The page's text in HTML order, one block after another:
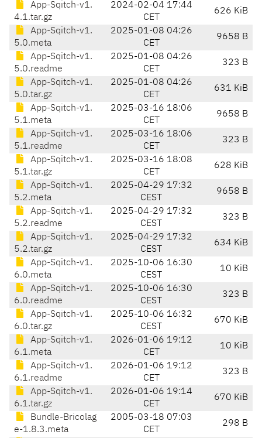
App-Sqitch-v1.
4.1.tar.gz
2024-02-04 17:44
CET
626 KiB
App-Sqitch-v1.
5.0.meta
2025-01-08 04:26
CET
9658 B
App-Sqitch-v1.
5.0.readme
2025-01-08 04:26
CET
323 B
App-Sqitch-v1.
5.0.tar.gz
2025-01-08 04:26
CET
631 KiB
App-Sqitch-v1.
5.1.meta
2025-03-16 18:06
CET
9658 B
App-Sqitch-v1.
5.1.readme
2025-03-16 18:06
CET
323 B
App-Sqitch-v1.
5.1.tar.gz
2025-03-16 18:08
CET
628 KiB
App-Sqitch-v1.
5.2.meta
2025-04-29 17:32
CEST
9658 B
App-Sqitch-v1.
5.2.readme
2025-04-29 17:32
CEST
323 B
App-Sqitch-v1.
5.2.tar.gz
2025-04-29 17:32
CEST
634 KiB
App-Sqitch-v1.
6.0.meta
2025-10-06 16:30
CEST
10 KiB
App-Sqitch-v1.
6.0.readme
2025-10-06 16:30
CEST
323 B
App-Sqitch-v1.
6.0.tar.gz
2025-10-06 16:32
CEST
670 KiB
App-Sqitch-v1.
6.1.meta
2026-01-06 19:12
CET
10 KiB
App-Sqitch-v1.
6.1.readme
2026-01-06 19:12
CET
323 B
App-Sqitch-v1.
6.1.tar.gz
2026-01-06 19:14
CET
670 KiB
Bundle-Bricolag
e-1.8.3.meta
2005-03-18 07:03
CET
298 B